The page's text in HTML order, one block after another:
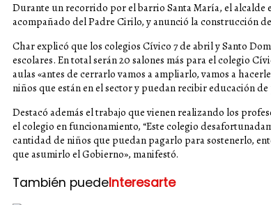
Durante un recorrido por el barrio Santa María, el alcalde
acompañado del Padre Cirilo, y anunció la construcción
Char explicó que los colegios Cívico 7 de abril y Santo
escolares. En total serán 20 salones más para el colegio
aulas «antes de cerrarlo vamos a ampliarlo, vamos a
niños que están en el sector y puedan recibir educación
Destacó además el trabajo que vienen realizando los
el colegio en funcionamiento, “Este colegio
cantidad de niños que puedan pagarlo para sostenerlo,
que asumirlo el Gobierno», manifestó.
También puedeInteresarte